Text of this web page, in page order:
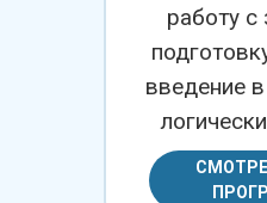
работу с
введение